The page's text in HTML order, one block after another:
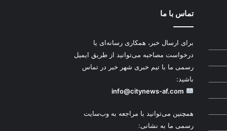
تماس با ما
برای ارسال خبر، همکاری رسانه‌ای یا
درخواست مصاحبه می‌توانید از طریق ایمیل
رسمی ما با تیم خبری شهر خبر در تماس
باشید:
info@citynews-af.com
همچنین می‌توانید با مراجعه به وب‌سایت
رسمی ما به نشانی: